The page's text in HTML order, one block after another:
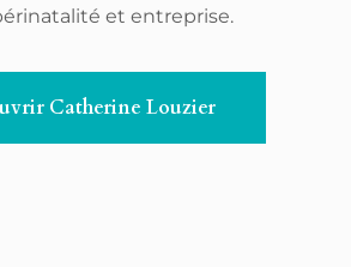
et entreprise.
Catherine Louzier